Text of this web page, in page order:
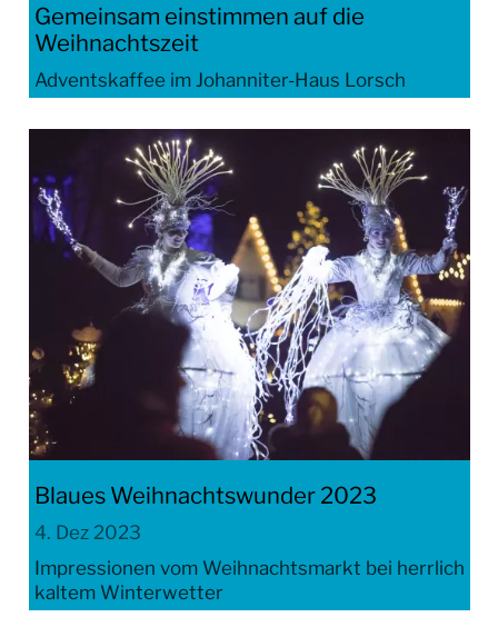
Gemeinsam einstimmen auf die
Weihnachtszeit
Adventskaffee im Johanniter-Haus Lorsch
Blaues Weihnachtswunder 2023
4. Dez 2023
Impressionen vom Weihnachtsmarkt bei herrlich
kaltem Winterwetter